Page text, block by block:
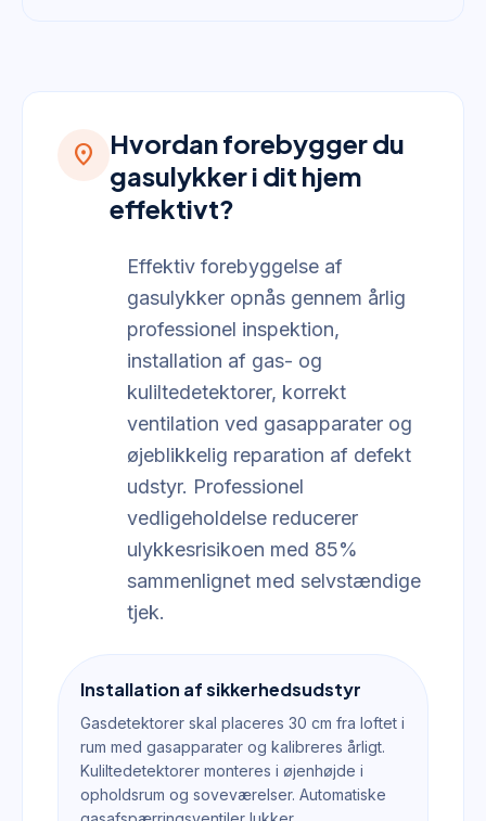
location_on
Hvordan forebygger du
gasulykker i dit hjem
effektivt?
Effektiv forebyggelse af
gasulykker opnås gennem årlig
professionel inspektion,
installation af gas- og
kuliltedetektorer, korrekt
ventilation ved gasapparater og
øjeblikkelig reparation af defekt
udstyr. Professionel
vedligeholdelse reducerer
ulykkesrisikoen med 85%
sammenlignet med selvstændige
tjek.
Installation af sikkerhedsudstyr
Gasdetektorer skal placeres 30 cm fra loftet i
rum med gasapparater og kalibreres årligt.
Kuliltedetektorer monteres i øjenhøjde i
opholdsrum og soveværelser. Automatiske